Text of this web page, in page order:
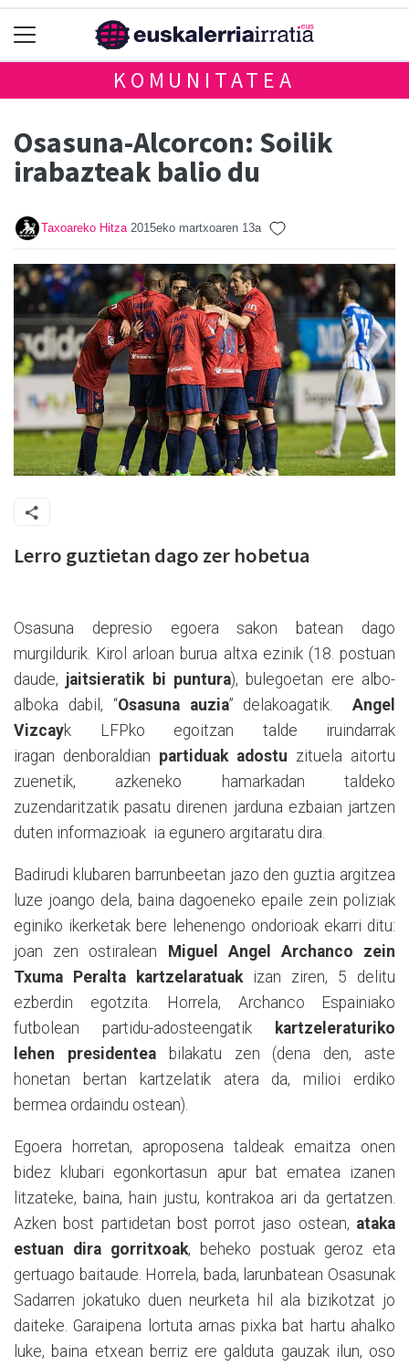
KOMUNITATEA
Osasuna-Alcorcon: Soilik
irabazteak balio du
Taxoareko Hitza 2015eko martxoaren 13a
Lerro guztietan dago zer hobetua
Osasuna depresio egoera sakon batean dago
murgildurik. Kirol arloan burua altxa ezinik (18. postuan
daude, jaitsieratik bi puntura), bulegoetan ere albo-
alboka dabil, “Osasuna auzia” delakoagatik.Angel
Vizcayk LFPko egoitzan talde iruindarrak
iragan denboraldian partiduak adostu zituela aitortu
zuenetik, azkeneko hamarkadan taldeko
zuzendaritzatik pasatu direnen jarduna ezbaian jartzen
duten informazioak ia egunero argitaratu dira.
Badirudi klubaren barrunbeetan jazo den guztia argitzea
luze joango dela, baina dagoeneko epaile zein poliziak
eginiko ikerketak bere lehenengo ondorioak ekarri ditu:
joan zen ostiralean Miguel Angel Archanco zein
Txuma Peralta kartzelaratuak izan ziren, 5 delitu
ezberdin egotzita. Horrela, Archanco Espainiako
futbolean partidu-adosteengatik
kartzeleraturiko
lehen presidenteabilakatu zen (dena den, aste
honetan bertan kartzelatik atera da, milioi erdiko
bermea ordaindu ostean).
Egoera horretan, aproposena taldeak emaitza onen
bidez klubari egonkortasun apur bat ematea izanen
litzateke, baina, hain justu, kontrakoa ari da gertatzen.
Azken bost partidetan bost porrot jaso ostean, ataka
estuan dira gorritxoak, beheko postuak geroz eta
gertuago baitaude. Horrela, bada, larunbatean Osasunak
Sadarren jokatuko duen neurketa hil ala bizikotzat jo
daiteke. Garaipena lortuta arnas pixka bat hartu ahalko
luke, baina etxean berriz ere galduta gauzak ilun, oso